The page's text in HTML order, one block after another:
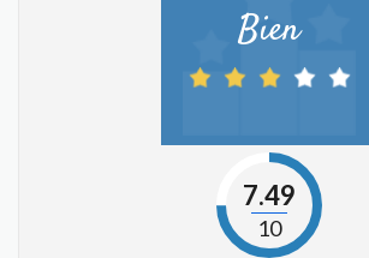
Bien
7.49
10